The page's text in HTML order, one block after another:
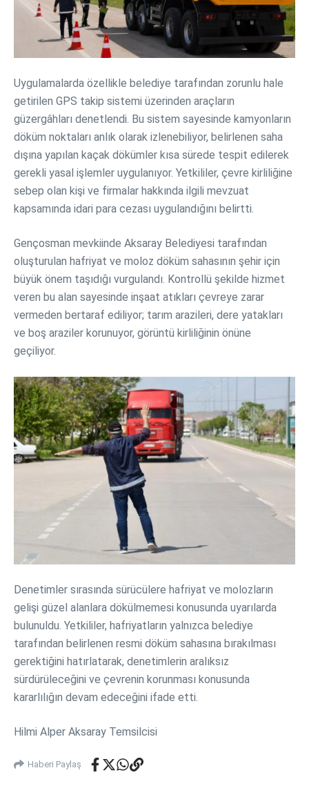
Uygulamalarda özellikle belediye tarafından zorunlu hale
getirilen GPS takip sistemi üzerinden araçların
güzergâhları denetlendi. Bu sistem sayesinde kamyonların
döküm noktaları anlık olarak izlenebiliyor, belirlenen saha
dışına yapılan kaçak dökümler kısa sürede tespit edilerek
gerekli yasal işlemler uygulanıyor. Yetkililer, çevre kirliliğine
sebep olan kişi ve firmalar hakkında ilgili mevzuat
kapsamında idari para cezası uygulandığını belirtti.
Gençosman mevkiinde Aksaray Belediyesi tarafından
oluşturulan hafriyat ve moloz döküm sahasının şehir için
büyük önem taşıdığı vurgulandı. Kontrollü şekilde hizmet
veren bu alan sayesinde inşaat atıkları çevreye zarar
vermeden bertaraf ediliyor; tarım arazileri, dere yatakları
ve boş araziler korunuyor, görüntü kirliliğinin önüne
geçiliyor.
Denetimler sırasında sürücülere hafriyat ve molozların
gelişi güzel alanlara dökülmemesi konusunda uyarılarda
bulunuldu. Yetkililer, hafriyatların yalnızca belediye
tarafından belirlenen resmi döküm sahasına bırakılması
gerektiğini hatırlatarak, denetimlerin aralıksız
sürdürüleceğini ve çevrenin korunması konusunda
kararlılığın devam edeceğini ifade etti.
Hilmi Alper Aksaray Temsilcisi
Haberi Paylaş